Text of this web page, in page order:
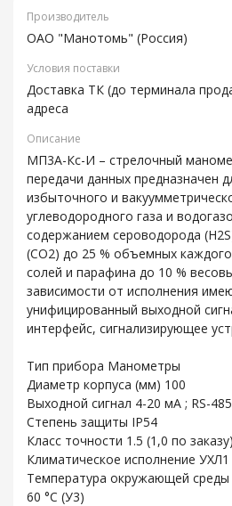
Производитель
ОАО "Манотомь" (Россия)
Условия поставки
Доставка ТК (до терминала
адреса
Описание
МП3А-Кс-И – стрелочный
передачи данных предназначен
избыточного и
углеводородного газа и
содержанием сероводорода
(СО2) до 25 % объемных
солей и парафина до 10 %
зависимости от исполнения
унифицированный выходной
интерфейс, сигнализирующее
Тип прибора Манометры
Диаметр корпуса (мм) 100
Выходной сигнал 4-20 мА ; RS-
Степень защиты IP54
Класс точности 1.5 (1,0 по заказу)
Климатическое исполнение УХЛ1
Температура окружающей
60 °С (У3)